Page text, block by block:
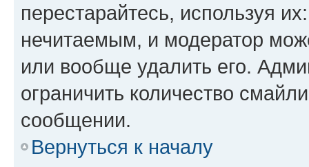
перестарайтесь, используя
нечитаемым, и модератор
или вообще удалить его.
ограничить количество
сообщении.
Вернуться к началу